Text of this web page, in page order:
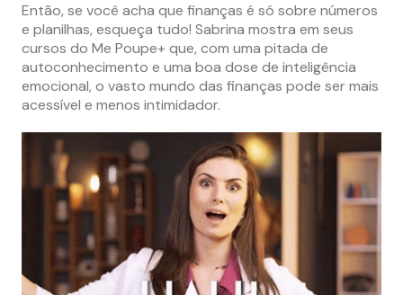
Então, se você acha que finanças é só sobre números
e planilhas, esqueça tudo! Sabrina mostra em seus
cursos do Me Poupe+ que, com uma pitada de
autoconhecimento e uma boa dose de inteligência
emocional, o vasto mundo das finanças pode ser mais
acessível e menos intimidador.